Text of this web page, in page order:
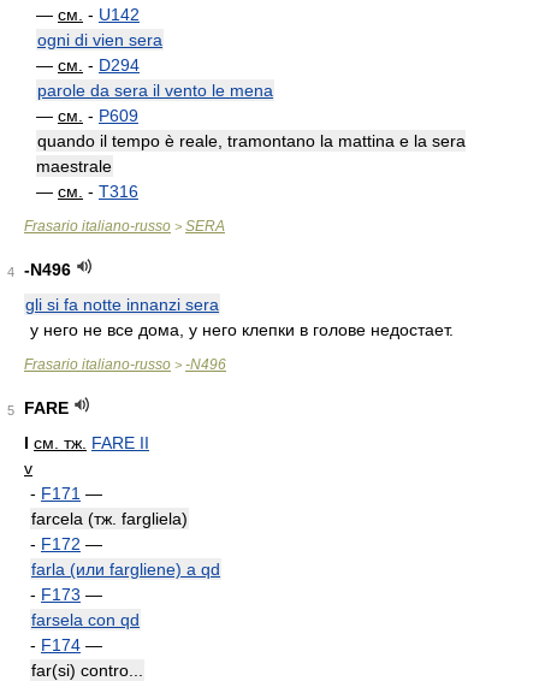
— см. - U142
ogni di vien sera
— см. - D294
parole da sera il vento le mena
— см. - P609
quando il tempo è reale, tramontano la mattina e la sera
maestrale
— см. - T316
Frasario italiano-russo > SERA
4
-N496
gli si fa notte innanzi sera
у него не все дома, у него клепки в голове недостает.
Frasario italiano-russo > -N496
5
FARE
I см. тж. FARE II
v
- F171 —
farcela (тж. fargliela)
- F172 —
farla (или fargliene) a qd
- F173 —
farsela con qd
- F174 —
far(si) contro...